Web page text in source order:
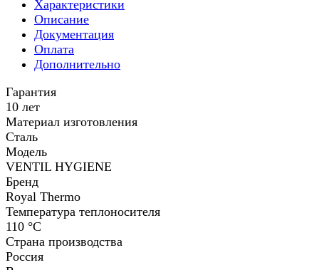
Характеристики
Описание
Документация
Оплата
Дополнительно
Гарантия
10 лет
Материал изготовления
Сталь
Модель
VENTIL HYGIENE
Бренд
Royal Thermo
Температура теплоносителя
110 °С
Страна производства
Россия